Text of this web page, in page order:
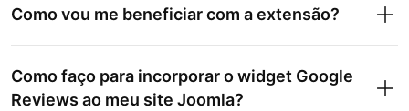
Como vou me beneficiar com a extensão?
Como faço para incorporar o widget Google
Reviews ao meu site Joomla?